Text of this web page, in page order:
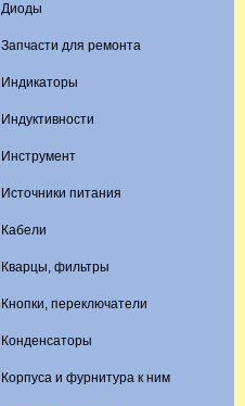
Диоды
Запчасти для ремонта
Индикаторы
Индуктивности
Инструмент
Источники питания
Кабели
Кварцы, фильтры
Кнопки, переключатели
Конденсаторы
Корпуса и фурнитура к ним